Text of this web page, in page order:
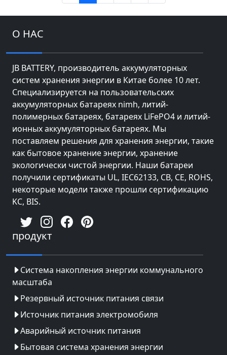
О НАС
JB BATTERY, производитель аккумуляторных
систем хранения энергии в Китае более 10 лет.
Специализируется на пользовательских
аккумуляторных батареях nimh, литий-
полимерных батареях, батареях LiFePO4 и литий-
ионных аккумуляторных батареях. Мы
поставляем решения для хранения энергии, такие
как бытовое хранение энергии, хранение
экологически чистой энергии. Наши батареи
получили сертификаты UL, IEC62133, CB, CE, ROHS,
некоторые модели также прошли сертификацию
KC, BIS.
продукт
Система накопления энергии коммунального
масштаба
Резервный источник питания связи
Источник питания электромобиля
Аварийный источник питания
Бытовая система хранения энергии